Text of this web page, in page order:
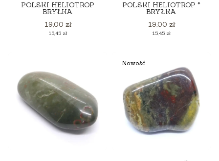
POLSKI HELIOTROP
BRYŁKA
Cena
19,00 zł
Cena
15,45 zł
POLSKI HELIOTROP *
BRYŁKA
Cena
19,00 zł
Cena
15,45 zł
Nowość